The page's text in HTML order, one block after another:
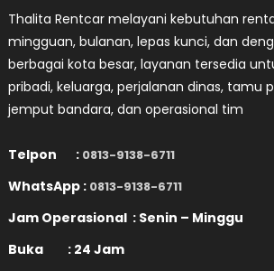
Thalita Rentcar melayani kebutuhan
mingguan, bulanan, lepas kunci, dan
berbagai kota besar, layanan tersedia
pribadi, keluarga, perjalanan dinas, tamu
jemput bandara, dan operasional tim
Telpon : 0813-9138-6711
WhatsApp : 0813-9138-6711
Jam Operasional : Senin – Minggu
Buka : 24 Jam